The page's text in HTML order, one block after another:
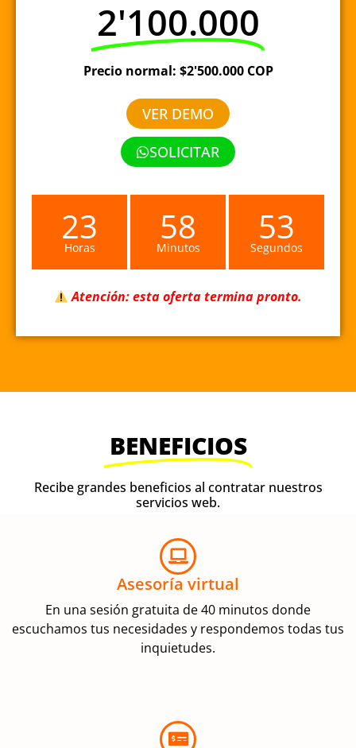
2'100.000
Precio normal: $2'500.000 COP
VER DEMO
SOLICITAR
23
Horas 58
Minutos 53
Segundos
Atención: esta oferta termina pronto.
BENEFICIOS
Recibe grandes beneficios al contratar nuestros
servicios web.
Asesoría virtual
En una sesión gratuita de 40 minutos donde
escuchamos tus necesidades y respondemos todas tus
inquietudes.